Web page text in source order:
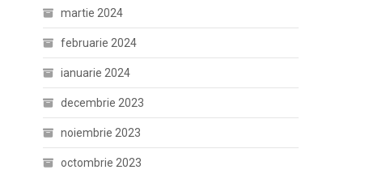
martie 2024
februarie 2024
ianuarie 2024
decembrie 2023
noiembrie 2023
octombrie 2023